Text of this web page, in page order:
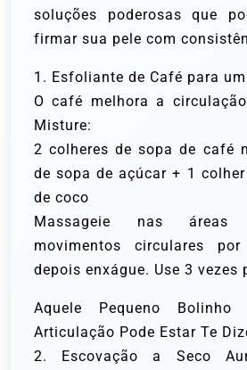
soluções poderosas que
firmar sua pele com
1. Esfoliante de Café para
O café melhora a
Misture:
2 colheres de sopa de café
de sopa de açúcar + 1
de coco
Massageie nas áreas
movimentos circulares
depois enxágue. Use 3 vezes
Aquele Pequeno
Articulação Pode Estar Te
2. Escovação a Seco